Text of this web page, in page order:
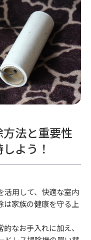
法と重要性
よう！
活用して、快適な室内
は家族の健康を守る上
なお手入れに加え、